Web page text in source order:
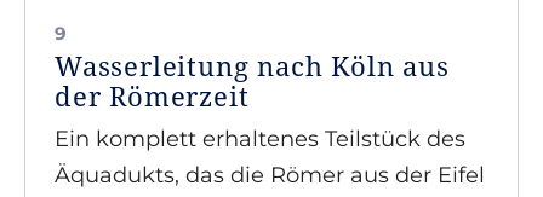
9
Wasserleitung nach Köln aus
der Römerzeit
Ein komplett erhaltenes Teilstück des
Äquadukts, das die Römer aus der Eifel